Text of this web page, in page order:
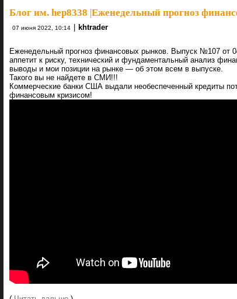
Блог им. hep8338 |Еженедельный прогноз
07 июня 2022, 10:14 | khtrader
Еженедельный прогноз финансовых рынков. Выпуск №107 от
аппетит к риску, технический и фундаментальный анализ
выводы и мои позиции на рынке — об этом всем в выпуске.
Такого вы не найдете в СМИ!!!
Коммерческие банки США выдали необеспеченный кредиты
финансовым кризисом!